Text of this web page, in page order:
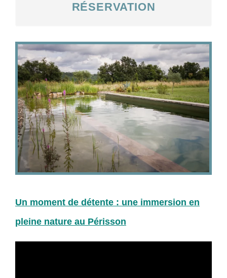
RÉSERVATION
Un moment de détente : une immersion en
pleine nature au Périsson